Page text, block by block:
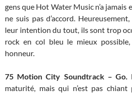
gens que Hot Water Music n’a jamais
ne suis pas d’accord.
leur intention du tout, ils sont trop
rock en col bleu le mieux
honneur.
75 Motion City Soundtrack – Go.
maturité, mais qui n’est pas